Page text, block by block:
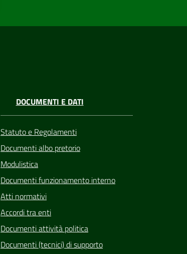
DOCUMENTI E DATI
Statuto e Regolamenti
Documenti albo pretorio
Modulistica
Documenti funzionamento interno
Atti normativi
Accordi tra enti
Documenti attività politica
Documenti (tecnici) di supporto